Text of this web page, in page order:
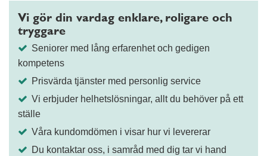
Vi gör din vardag enklare, roligare och
tryggare
Seniorer med lång erfarenhet och gedigen
kompetens
Prisvärda tjänster med personlig service
Vi erbjuder helhetslösningar, allt du behöver på ett
ställe
Våra kundomdömen i visar hur vi levererar
Du kontaktar oss, i samråd med dig tar vi hand